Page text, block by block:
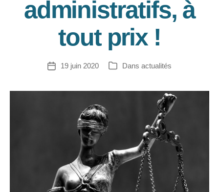
administratifs, à
tout prix !
Date19 juin 2020 Catégories
Dans actualités